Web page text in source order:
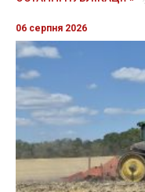
06 серпня 2026